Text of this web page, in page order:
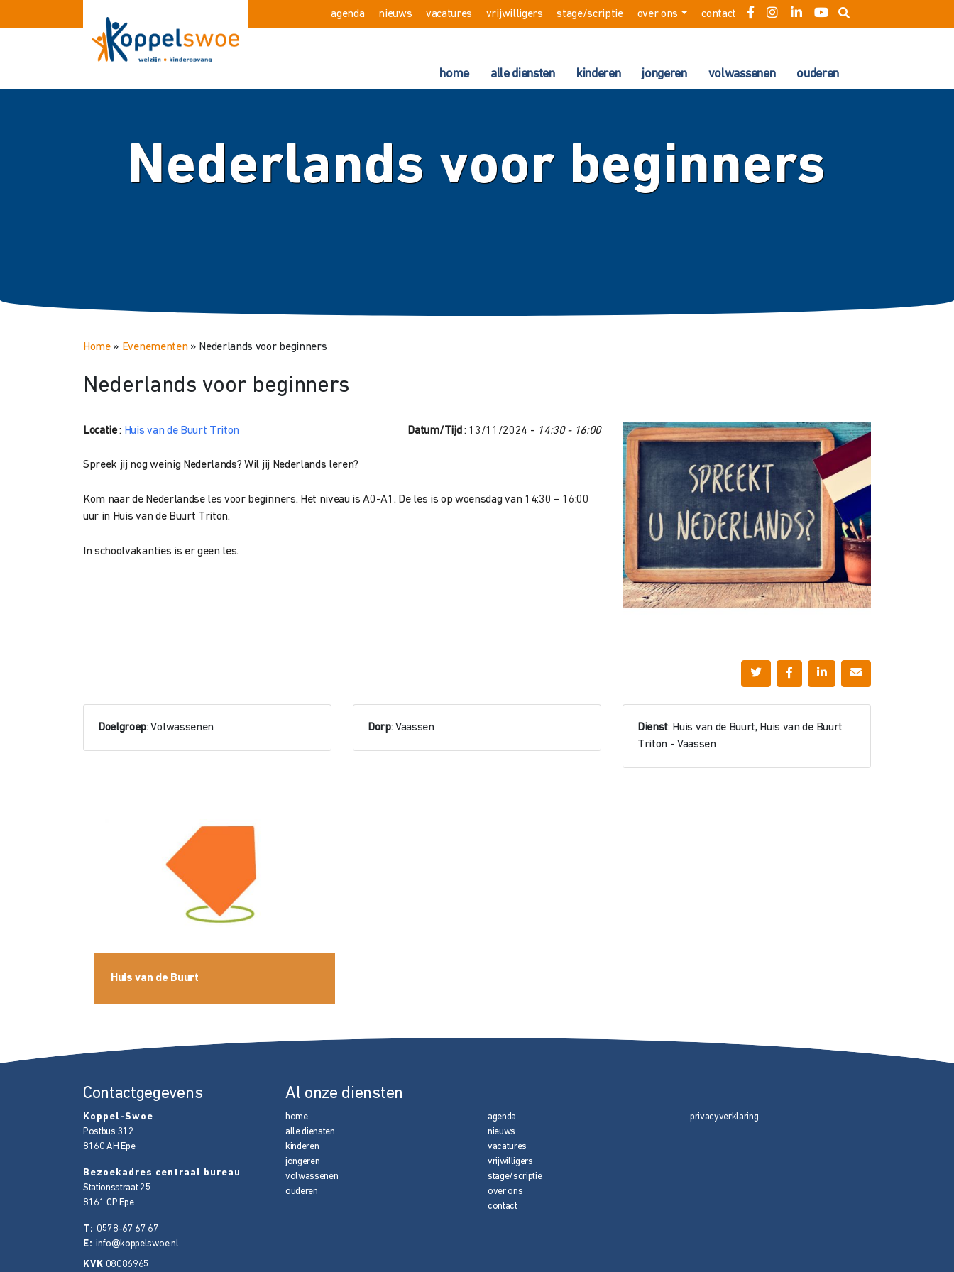
agenda nieuws vacatures vrijwilligers stage/scriptie over ons contact
home alle diensten kinderen jongeren volwassenen ouderen
Nederlands voor beginners
Home» Evenementen» Nederlands voor beginners
Nederlands voor beginners
Locatie: Huis van de Buurt Triton Datum/Tijd : 13/11/2024 - 14:30 - 16:00
Spreek jij nog weinig Nederlands? Wil jij Nederlands leren?
Kom naar de Nederlandse les voor beginners. Het niveau is A0-A1. De les is op woensdag van 14:30 – 16:00
uur in Huis van de Buurt Triton.
In schoolvakanties is er geen les.
Doelgroep: Volwassenen Dorp: Vaassen Dienst: Huis van de Buurt, Huis van de Buurt
Triton - Vaassen
Huis van de Buurt
Contactgegevens
Koppel-Swoe
Postbus 312
8160 AH Epe
Bezoekadres centraal bureau
Stationsstraat 25
8161 CP Epe
T: 0578-67 67 67
E: info@koppelswoe.nl
KVK 08086965
Al onze diensten
home
alle diensten
kinderen
jongeren
volwassenen
ouderen
agenda
nieuws
vacatures
vrijwilligers
stage/scriptie
over ons
contact
privacyverklaring